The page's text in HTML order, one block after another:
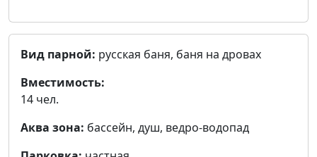
Вид парной: русская баня, баня на дровах
Вместимость:
14 чел.
Аква зона: бассейн, душ, ведро-водопад